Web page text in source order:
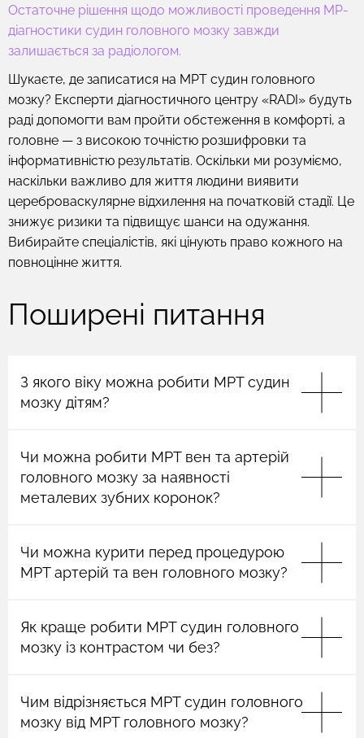
Остаточне рішення щодо можливості проведення МР-
діагностики судин головного мозку завжди
залишається за радіологом.
Шукаєте, де записатися на МРТ судин головного
мозку? Експерти діагностичного центру «RADI» будуть
раді допомогти вам пройти обстеження в комфорті, а
головне — з високою точністю розшифровки та
інформативністю результатів. Оскільки ми розуміємо,
наскільки важливо для життя людини виявити
цереброваскулярне відхилення на початковій стадії. Це
знижує ризики та підвищує шанси на одужання.
Вибирайте спеціалістів, які цінують право кожного на
повноцінне життя.
Поширені питання
З якого віку можна робити МРТ судин
мозку дітям?
мозку.
Чи можна робити МРТ вен та артерій
головного мозку за наявності
металевих зубних коронок?
проведення МРТ судин головного мозку
обмежена, її треба погоджувати з радіологом.
Чи можна курити перед процедурою
МРТ артерій та вен головного мозку?
Палити перед (особливо незадовго до) МРТ судин
головного мозку небажано.
Як краще робити МРТ судин головного
мозку із контрастом чи без?
можуть проводити за підозри на онкопатологію
мозку та для контролю ефективності її лікування.
Чим відрізняється МРТ судин головного
мозку від МРТ головного мозку?